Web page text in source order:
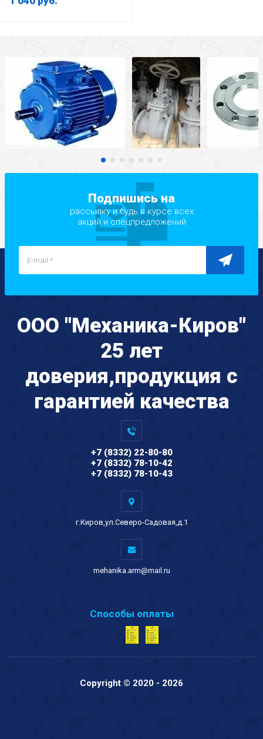
Подпишись на
рассылку и будь в курсе всех
акций и спецпредложений
ООО "Механика-Киров"
25 лет
доверия,продукция с
гарантией качества
+7 (8332) 22-80-80
+7 (8332) 78-10-42
+7 (8332) 78-10-43
г.Киров,ул.Северо-Садовая,д.1
mehanika.arm@mail.ru
Способы оплаты
Copyright © 2020 - 2026